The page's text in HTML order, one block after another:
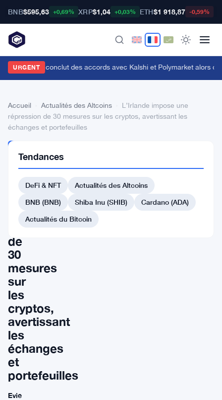
BNB$595,63 +0,69% XRP$1,04 +0,03% ETH$1 918,87 -0,59%
URGENT
Sports conclut des accords avec Kalshi et Polymarket alors
Accueil Actualités des Altcoins
L’Irlande impose une
répression de 30 mesures sur les cryptos, avertissant les
échanges et portefeuilles
DES
ALTCOINS
L’Irlande
impose
une
de
30
mesures
sur
les
cryptos,
avertissant
les
échanges
et
portefeuilles
Evie
Tendances
DeFi & NFT
Actualités des Altcoins
BNB (BNB)
Shiba Inu (SHIB)
Cardano (ADA)
Actualités du Bitcoin